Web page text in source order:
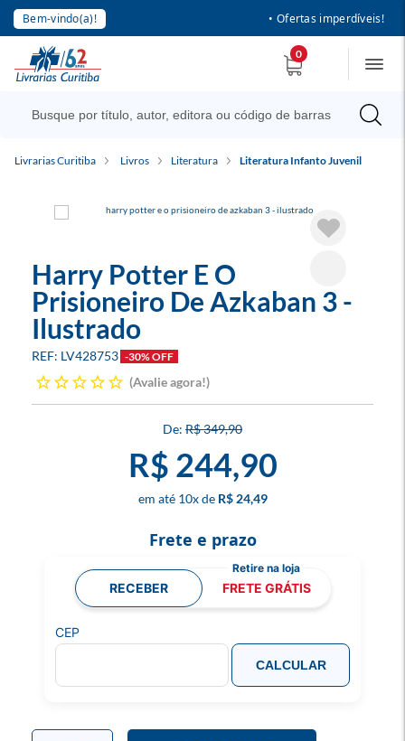
Bem-vindo(a)! • Ofertas imperdíveis!
0
Livrarias Curitiba Livros Literatura Literatura Infanto Juvenil
Harry Potter E O
Prisioneiro De Azkaban 3 -
Ilustrado
LV428753 -30% OFF
Avalie agora!
R$ 349,90
R$ 244,90
10x R$ 24,49
Frete e prazo
RECEBER FRETE GRÁTIS
CEP
CALCULAR